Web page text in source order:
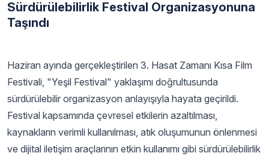
Sürdürülebilirlik Festival Organizasyonuna
Taşındı
Haziran ayında gerçekleştirilen 3. Hasat Zamanı Kısa Film
Festivali, "Yeşil Festival" yaklaşımı doğrultusunda
sürdürülebilir organizasyon anlayışıyla hayata geçirildi.
Festival kapsamında çevresel etkilerin azaltılması,
kaynakların verimli kullanılması, atık oluşumunun önlenmesi
ve dijital iletişim araçlarının etkin kullanımı gibi sürdürülebilirlik